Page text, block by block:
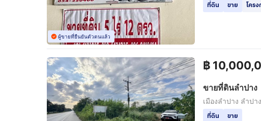
ผู้ขายที่ยืนยันตัวตนแล้ว
ที่ดิน ขาย โคร
฿
ขายที่ดินลำปาง
เมืองลำปาง ลำปาง
ที่ดิน ขาย